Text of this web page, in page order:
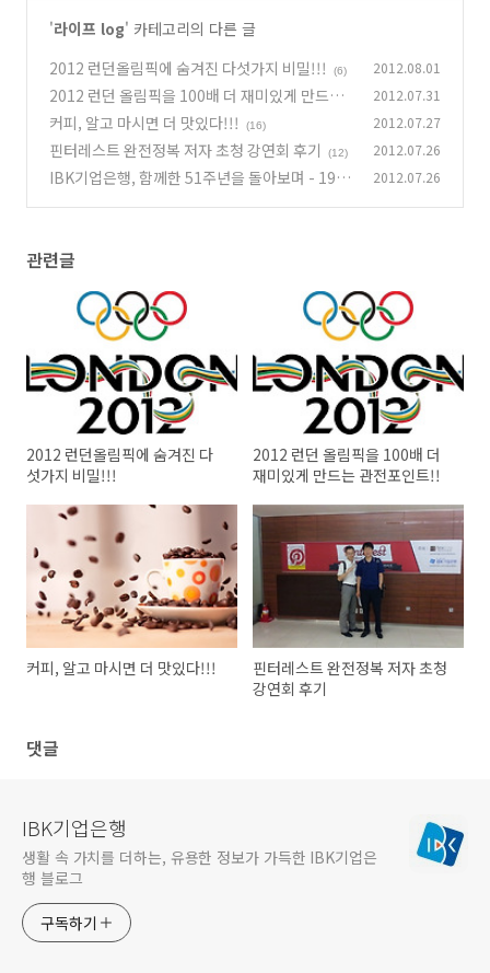
'라이프 log' 카테고리의 다른 글
2012 런던올림픽에 숨겨진 다섯가지 비밀!!!
(6) 2012.08.01
2012 런던 올림픽을 100배 더 재미있게 만드는
관전포인트!!
(8)
2012.07.31
커피, 알고 마시면 더 맛있다!!! (16) 2012.07.27
핀터레스트 완전정복 저자 초청 강연회 후기 (12) 2012.07.26
IBK기업은행, 함께한 51주년을 돌아보며 - 1970
2012.07.26
관련글
2012 런던올림픽에 숨겨진 다
섯가지 비밀!!!
2012 런던 올림픽을 100배 더
재미있게 만드는 관전포인트!!
커피, 알고 마시면 더 맛있다!!!
핀터레스트 완전정복 저자 초청
강연회 후기
댓글
IBK기업은행
생활 속 가치를 더하는, 유용한 정보가 가득한 IBK기업은
행 블로그
구독하기